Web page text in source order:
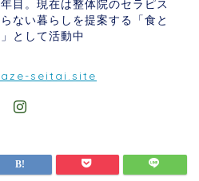
目。現在は整体院のセラピス
ない暮らしを提案する「食と
として活動中
seitai.site